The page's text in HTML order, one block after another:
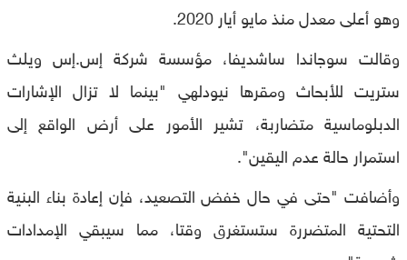
وهو أعلى معدل منذ مايو أيار 2020.
وقالت سوجاندا ساشديفا، مؤسسة شركة إس.إس ويلث
ستريت للأبحاث ومقرها نيودلهي "بينما لا تزال الإشارات
الدبلوماسية متضاربة، تشير الأمور على أرض الواقع إلى
استمرار حالة عدم اليقين".
وأضافت "حتى في حال خفض التصعيد، فإن إعادة بناء البنية
التحتية المتضررة ستستغرق وقتا، مما سيبقي الإمدادات